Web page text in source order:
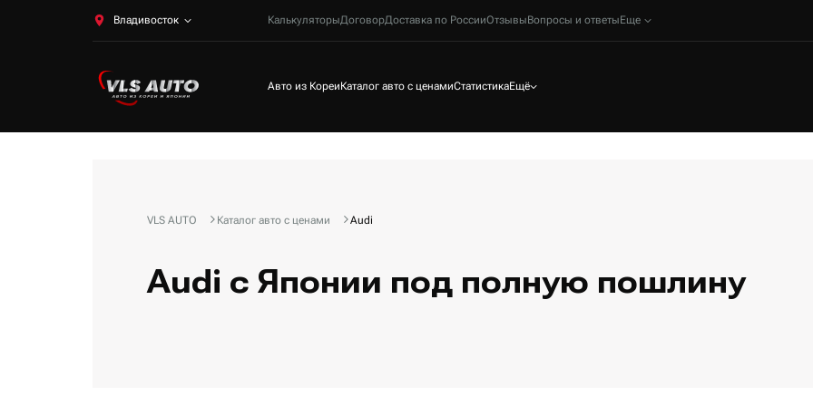
Владивосток КалькуляторыДоговорДоставка по РоссииОтзывыВопросы и ответыЕще
Авто из КореиКаталог авто с ценамиСтатистикаЕщё
VLS AUTO Каталог авто с ценами Audi
Audi с Японии под полную пошлину